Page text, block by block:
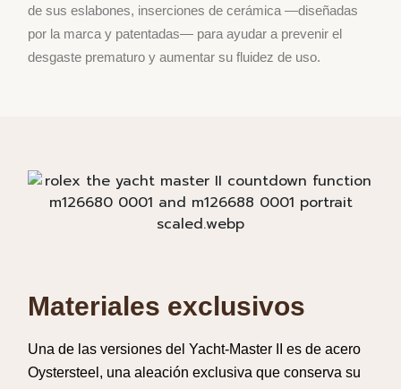
de suseslabones, inserciones decerámica —diseñadas
por la marca y patentadas— paraayudar a prevenir el
desgaste prematuro yaumentar sufluidez de uso.
Materiales exclusivos
Una de lasversiones del Yacht-Master II es deacero
Oystersteel, una aleación exclusiva que conserva su